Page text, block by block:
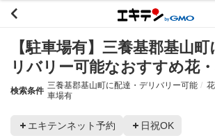
【駐車場有】三養基郡基山
リバリー可能なおすすめ花
検索条件
三養基郡基山町に配達・デリバリー可能
車場有
エキテンネット予約 日祝OK